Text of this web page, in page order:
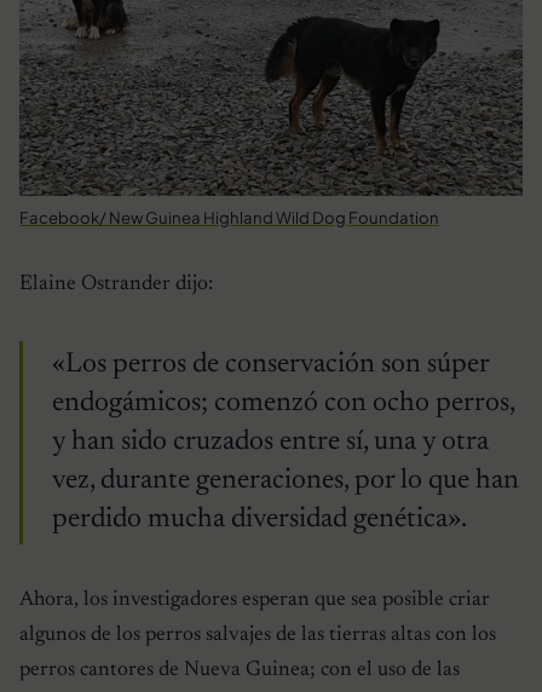
Facebook/ New Guinea Highland Wild Dog Foundation
Elaine Ostrander dijo:
«Los perros de conservación son súper
endogámicos; comenzó con ocho perros,
y han sido cruzados entre sí, una y otra
vez, durante generaciones, por lo que han
perdido mucha diversidad genética».
Ahora, los investigadores esperan que sea posible criar
algunos de los perros salvajes de las tierras altas con los
perros cantores de Nueva Guinea; con el uso de las